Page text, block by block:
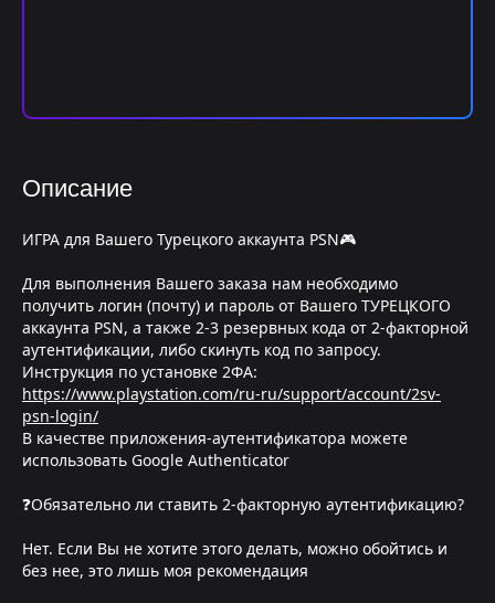
Описание
ИГРА для Вашего Турецкого аккаунта PSN🎮
Для выполнения Вашего заказа нам необходимо
получить логин (почту) и пароль от Вашего ТУРЕЦКОГО
аккаунта PSN, а также 2-3 резервных кода от 2-факторной
аутентификации, либо скинуть код по запросу.
Инструкция по установке 2ФА:
https://www.playstation.com/ru-ru/support/account/2sv-
psn-login/
В качестве приложения-аутентификатора можете
использовать Google Authenticator
❓Обязательно ли ставить 2-факторную аутентификацию?
Нет. Если Вы не хотите этого делать, можно обойтись и
без нее, это лишь моя рекомендация